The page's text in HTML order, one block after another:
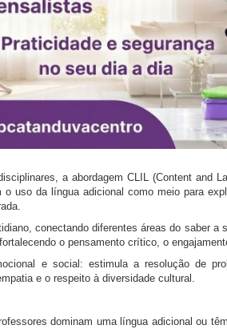
a abordagem CLIL (Content and
uso da língua adicional como meio para
conectando diferentes áreas do saber
o pensamento crítico, o
e social: estimula a resolução de
e o respeito à diversidade cultural.
dominam uma língua adicional ou